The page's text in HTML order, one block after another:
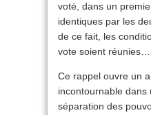
voté, dans un
identiques par les
de ce fait, les
vote soient
Ce rappel ouvre un
incontournable dans
séparation des